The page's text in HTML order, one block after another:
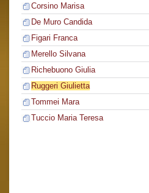
Corsino Marisa
De Muro Candida
Figari Franca
Merello Silvana
Richebuono Giulia
Ruggeri Giulietta
Tommei Mara
Tuccio Maria Teresa